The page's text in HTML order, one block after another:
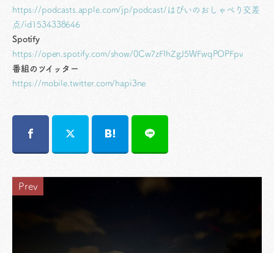
https://podcasts.apple.com/jp/podcast/はぴいのおしゃべり交差
点/id1534338646
Spotify
https://open.spotify.com/show/0Cw7zFIhZgJ5WFwqPOPFpv
番組のツイッター
https://mobile.twitter.com/hapi3ne
Prev